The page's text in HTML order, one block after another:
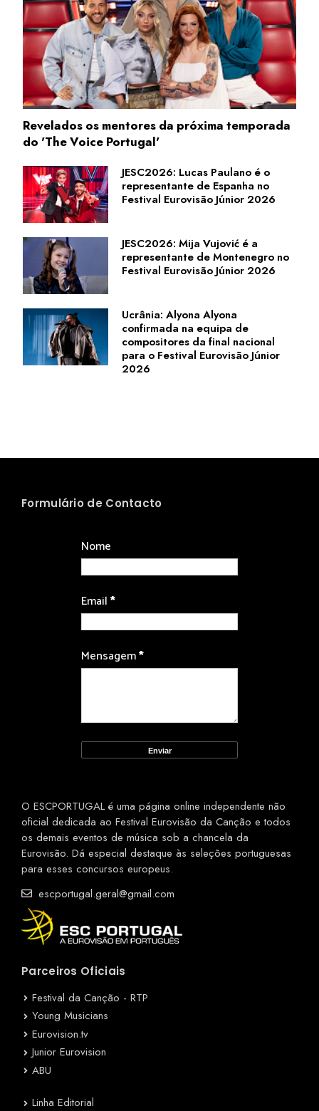
Revelados os mentores da próxima temporada
do 'The Voice Portugal'
JESC2026: Lucas Paulano é o
representante de Espanha no
Festival Eurovisão Júnior 2026
JESC2026: Mija Vujović é a
representante de Montenegro no
Festival Eurovisão Júnior 2026
Ucrânia: Alyona Alyona
confirmada na equipa de
compositores da final nacional
para o Festival Eurovisão Júnior
2026
Formulário de Contacto
Nome
Email*
Mensagem*
O ESCPORTUGAL é uma página online independente não
oficial dedicada ao Festival Eurovisão da Canção e todos
os demais eventos de música sob a chancela da
Eurovisão. Dá especial destaque às seleções portuguesas
para esses concursos europeus.
escportugal.geral@gmail.com
Parceiros Oficiais
Festival da Canção - RTP
Young Musicians
Eurovision.tv
Junior Eurovision
ABU
Linha Editorial